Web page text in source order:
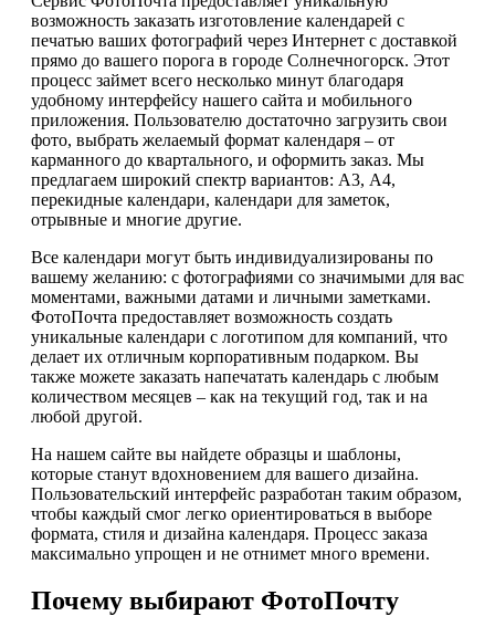
возможность заказать изготовление календарей с
печатью ваших фотографий через Интернет с доставкой
прямо до вашего порога в городе Солнечногорск. Этот
процесс займет всего несколько минут благодаря
удобному интерфейсу нашего сайта и мобильного
приложения. Пользователю достаточно загрузить свои
фото, выбрать желаемый формат календаря – от
карманного до квартального, и оформить заказ. Мы
предлагаем широкий спектр вариантов: А3, А4,
перекидные календари, календари для заметок,
отрывные и многие другие.
Все календари могут быть индивидуализированы по
вашему желанию: с фотографиями со значимыми для вас
моментами, важными датами и личными заметками.
ФотоПочта предоставляет возможность создать
уникальные календари с логотипом для компаний, что
делает их отличным корпоративным подарком. Вы
также можете заказать напечатать календарь с любым
количеством месяцев – как на текущий год, так и на
любой другой.
На нашем сайте вы найдете образцы и шаблоны,
которые станут вдохновением для вашего дизайна.
Пользовательский интерфейс разработан таким образом,
чтобы каждый смог легко ориентироваться в выборе
формата, стиля и дизайна календаря. Процесс заказа
максимально упрощен и не отнимет много времени.
Почему выбирают ФотоПочту